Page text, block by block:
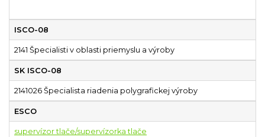
ISCO-08
2141 Špecialisti v oblasti priemyslu a výroby
SK ISCO-08
2141026 Špecialista riadenia polygrafickej výroby
ESCO
supervízor tlače/supervízorka tlače